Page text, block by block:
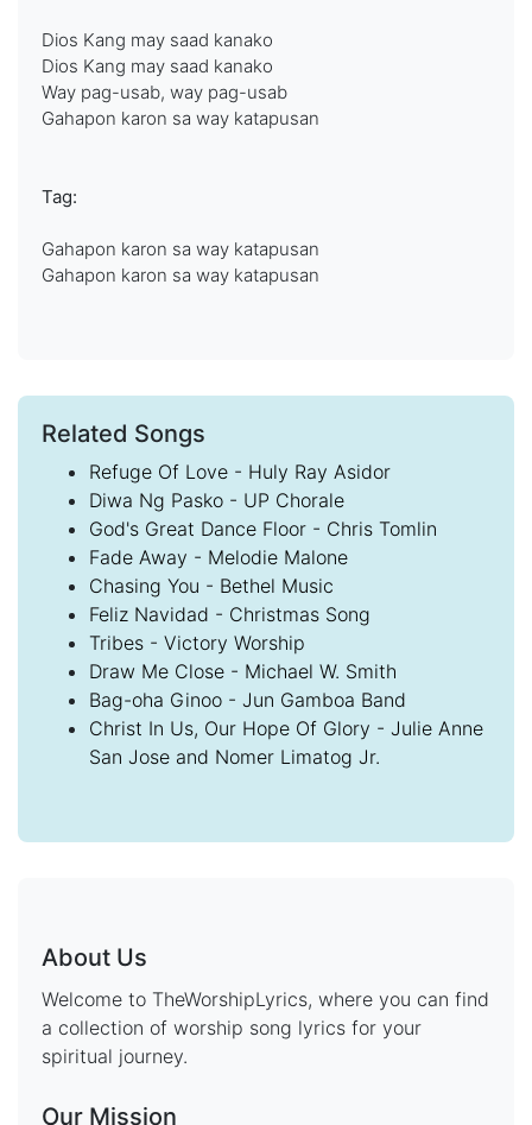
Dios Kang may saad kanako
Dios Kang may saad kanako
Way pag-usab, way pag-usab
Gahapon karon sa way katapusan
Tag:
Gahapon karon sa way katapusan
Gahapon karon sa way katapusan
Related Songs
Refuge Of Love - Huly Ray Asidor
Diwa Ng Pasko - UP Chorale
God's Great Dance Floor - Chris Tomlin
Fade Away - Melodie Malone
Chasing You - Bethel Music
Feliz Navidad - Christmas Song
Tribes - Victory Worship
Draw Me Close - Michael W. Smith
Bag-oha Ginoo - Jun Gamboa Band
Christ In Us, Our Hope Of Glory - Julie Anne
San Jose and Nomer Limatog Jr.
About Us
Welcome to TheWorshipLyrics, where you can find
a collection of worship song lyrics for your
spiritual journey.
Our Mission